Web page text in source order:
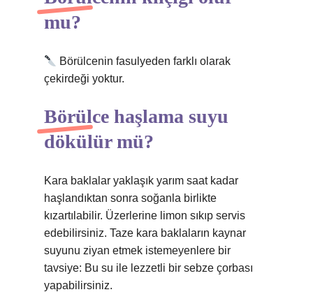
mu?
Börülcenin fasulyeden farklı olarak
çekirdeği yoktur.
Börülce haşlama suyu
dökülür mü?
Kara baklalar yaklaşık yarım saat kadar
haşlandıktan sonra soğanla birlikte
kızartılabilir. Üzerlerine limon sıkıp servis
edebilirsiniz. Taze kara baklaların kaynar
suyunu ziyan etmek istemeyenlere bir
tavsiye: Bu su ile lezzetli bir sebze çorbası
yapabilirsiniz.